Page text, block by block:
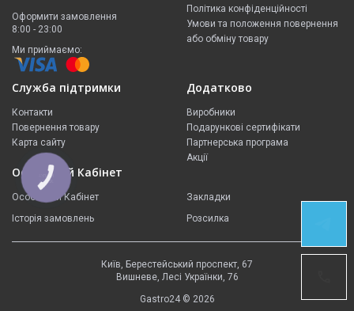
Оформити замовлення
8:00 - 23:00
Ми приймаємо:
Політика конфіденційності
Умови та положення повернення
або обміну товару
Служба підтримки
Контакти
Повернення товару
Карта сайту
Додатково
Виробники
Подарункові сертифікати
Партнерська програма
Акції
Особистий Кабінет
Особистий Кабінет
Історія замовлень
Закладки
Розсилка
Київ, Берестейський проспект, 67
Вишневе, Лесі Українки, 76
Gastro24 © 2026
КНОПКА
ЗВ'ЯЗКУ